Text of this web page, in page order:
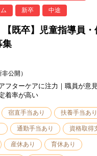
新卒 中途
【既卒】児童指導員
集
公開）
フターケアに注力｜職員が意
着率が高い
宿直手当あり 扶養手当あり
通勤手当あり 資格取得
産休あり 育休あり